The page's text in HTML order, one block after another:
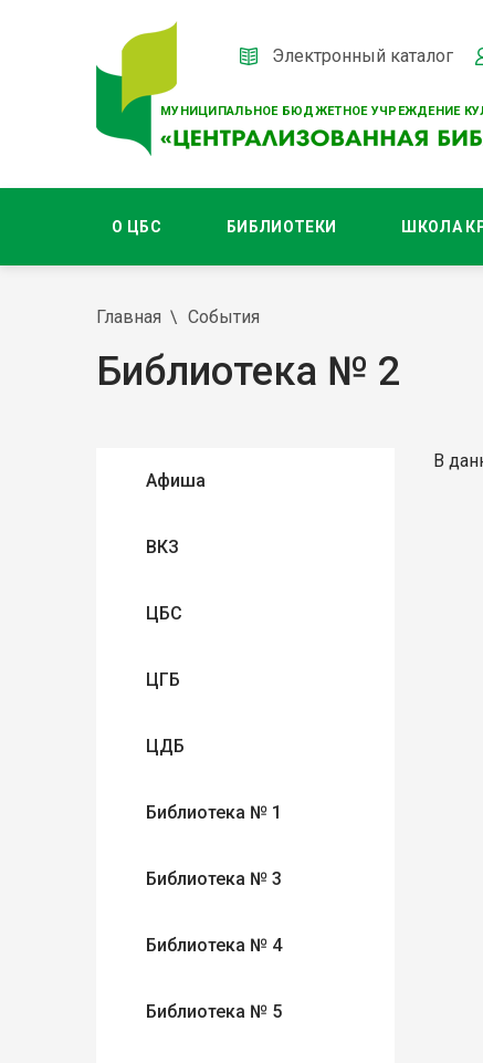
МУНИЦИПАЛЬНОЕ БЮДЖЕТНОЕ УЧРЕЖДЕНИЕ
Электронный каталог
О ЦБС БИБЛИОТЕКИ ШКОЛА
Главная События
Библиотека № 2
Афиша
ВКЗ
ЦБС
ЦГБ
ЦДБ
Библиотека № 1
Библиотека № 3
Библиотека № 4
Библиотека № 5
В